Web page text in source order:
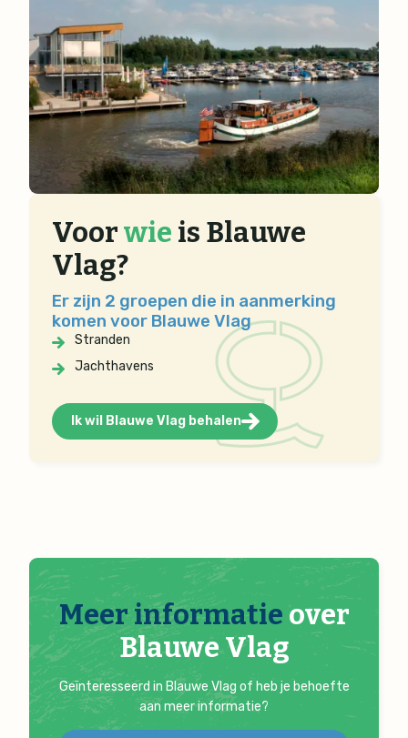
Voorwie is Blauwe
Vlag?
Er zijn 2 groepen die in aanmerking
komen voor Blauwe Vlag
Stranden
Jachthavens
Ik wil Blauwe Vlag behalen
Meer informatieover
Blauwe Vlag
Geïnteresseerd in Blauwe Vlag of heb je behoefte
aan meer informatie?